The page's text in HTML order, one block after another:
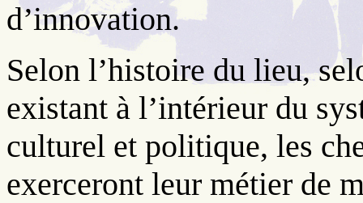
d’innovation.
Selon l’histoire du lieu,
existant à l’intérieur du
culturel et politique, les
exerceront leur métier de